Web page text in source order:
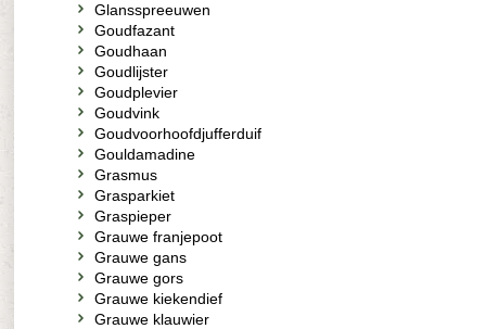
Glansspreeuwen
Goudfazant
Goudhaan
Goudlijster
Goudplevier
Goudvink
Goudvoorhoofdjufferduif
Gouldamadine
Grasmus
Grasparkiet
Graspieper
Grauwe franjepoot
Grauwe gans
Grauwe gors
Grauwe kiekendief
Grauwe klauwier